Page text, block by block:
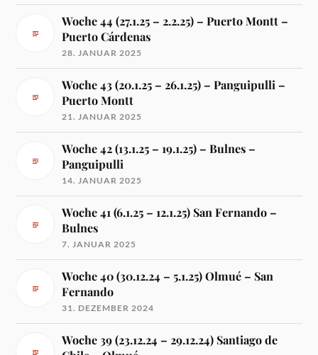
Woche 44 (27.1.25 – 2.2.25) – Puerto Montt –
Puerto Cárdenas
28. JANUAR 2025
Woche 43 (20.1.25 – 26.1.25) – Panguipulli –
Puerto Montt
21. JANUAR 2025
Woche 42 (13.1.25 – 19.1.25) – Bulnes –
Panguipulli
14. JANUAR 2025
Woche 41 (6.1.25 – 12.1.25) San Fernando –
Bulnes
7. JANUAR 2025
Woche 40 (30.12.24 – 5.1.25) Olmué – San
Fernando
31. DEZEMBER 2024
Woche 39 (23.12.24 – 29.12.24) Santiago de